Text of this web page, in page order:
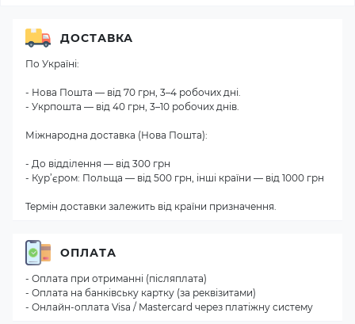
ДОСТАВКА
По Україні:
- Нова Пошта — від 70 грн, 3–4 робочих дні.
- Укрпошта — від 40 грн, 3–10 робочих днів.
Міжнародна доставка (Нова Пошта):
- До відділення — від 300 грн
- Кур’єром: Польща — від 500 грн, інші країни — від 1000 грн
Термін доставки залежить від країни призначення.
ОПЛАТА
- Оплата при отриманні (післяплата)
- Оплата на банківську картку (за реквізитами)
- Онлайн-оплата Visa / Mastercard через платіжну систему